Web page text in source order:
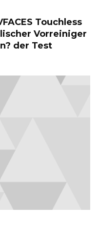
Touchless
Vorreiniger
der Test